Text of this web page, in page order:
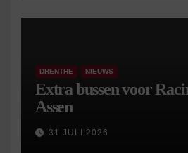
DRENTHE NIEUWS
Extra bussen voor
Assen
31 JULI 2026